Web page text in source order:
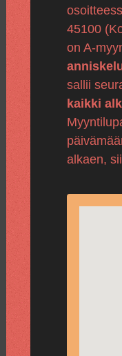
45100
on A-
sallii
kaikki
alkaen,